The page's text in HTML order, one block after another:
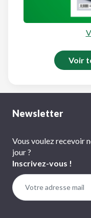
Voir
Newsletter
Vous voulez recevoir
jour ?
Inscrivez-vous !